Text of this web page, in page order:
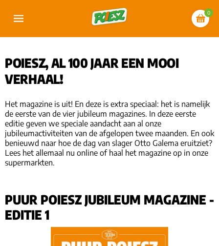
0
POIESZ, AL 100 JAAR EEN MOOI
VERHAAL!
Het magazine is uit! En deze is extra speciaal: het is namelijk
de eerste van de vier jubileum magazines. In deze eerste
editie geven we speciale aandacht aan al onze
jubileumactiviteiten van de afgelopen twee maanden. En ook
benieuwd naar hoe de dag van slager Otto Galema eruitziet?
Lees het allemaal nu online of haal het magazine op in onze
supermarkten.
PUUR POIESZ JUBILEUM MAGAZINE -
EDITIE 1